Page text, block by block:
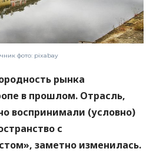
фото: pixabay
рынка
в прошлом. Отрасль,
воспринимали (условно)
с
заметно изменилась.